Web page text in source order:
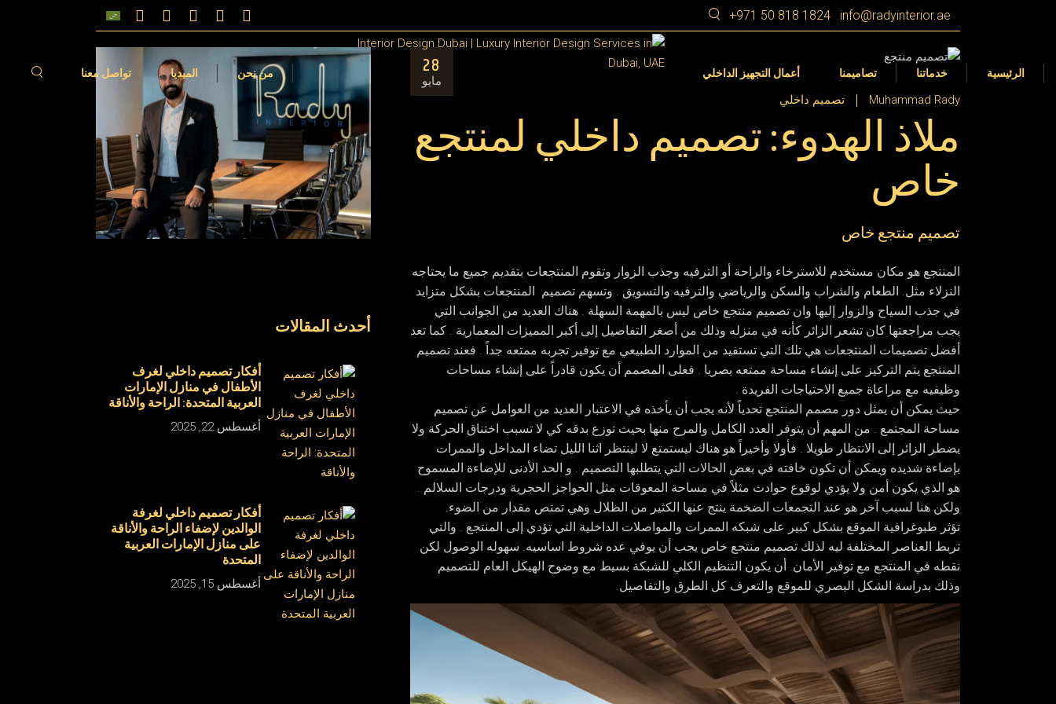
info@radyinterior.ae
+971 50 818 1824
الرئيسية خدماتنا
التصميم الداخلي
التجهيز الداخلي
تصميم المناظر الطبيعية في الأمارات
تصاميمنا
التصميم الداخلي
أعمال التجهيز الداخلي
Dubai
رأس الخيمة
أبوظبي
العين
من نحن الميديا
مقالات
الفيديوهات
تواصل معنا
التجهيز الداخلي
تصميم المناظر الطبيعية في الأمارات
التصميم الداخلي 360 VR
الشارقة
عجمان
رأس الخيمة
أم القيوين
مقالات
الفيديوهات
28
مايو
Muhammad Rady
تصميم داخلي
ملاذ الهدوء: تصميم داخلي لمنتجع
خاص
تصميم منتجع خاص
المنتجع هو مكان مستخدم للاسترخاء والراحة أو الترفيه وجذب الزوار وتقوم المنتجعات بتقديم جميع ما يحتاجه
النزلاء مثل. الطعام والشراب والسكن والرياضي والترفيه والتسويق . وتسهم تصميم المنتجعات بشكل متزايد
في جذب السياح والزوار إليها وان تصميم منتجع خاص ليس بالمهمة السهلة . هناك العديد من الجوانب التي
يجب مراجعتها كان تشعر الزائر كأنه في منزله وذلك من أصغر التفاصيل إلى أكبر المميزات المعمارية . كما تعد
أفضل تصميمات المنتجعات هي تلك التي تستفيد من الموارد الطبيعي مع توفير تجربه ممتعه جداً . فعند تصميم
المنتجع يتم التركيز على إنشاء مساحة ممتعه بصريا . فعلى المصمم أن يكون قادراً على إنشاء مساحات
وظيفيه مع مراعاة جميع الاحتياجات الفريدة .
حيث يمكن أن يمثل دور مصمم المنتجع تحدياً لأنه يجب أن يأخذه في الاعتبار العديد من العوامل عن تصميم
مساحة المجتمع . من المهم أن يتوفر العدد الكامل والمرح منها بحيث توزع بدقه كي لا تسبب اختناق الحركة ولا
يضطر الزائر إلى الانتظار طويلا . فأولا وأخيراً هو هناك ليستمتع لا لينتظر اثنا الليل تضاء المداخل والممرات
بإضاءة شديده ويمكن أن تكون خافته في بعض الحالات التي يتطلبها التصميم . و الحد الأدنى للإضاءة المسموح
هو الذي يكون أمن ولا يؤدي لوقوع حوادث مثلاً في مساحة المعوقات مثل الحواجز الحجرية ودرجات السلالم .
ولكن هنا لسبب آخر هو عند التجمعات الضخمة ينتج عنها الكثير من الظلال وهي تمتص مقدار من الضوء.
تؤثر طبوغرافية الموقع بشكل كبير على شبكه الممرات والمواصلات الداخلية التي تؤدي إلى المنتجع . والتي
تربط العناصر المختلفة ليه لذلك تصميم منتجع خاص يجب أن يوفي عده شروط اساسيه. سهوله الوصول لكن
نقطه في المنتجع مع توفير الأمان. أن يكون التنظيم الكلي للشبكة بسيط مع وضوح الهيكل العام للتصميم
وذلك بدراسة الشكل البصري للموقع والتعرف كل الطرق والتفاصيل.
أحدث المقالات
أفكار تصميم داخلي لغرف
الأطفال في منازل الإمارات
العربية المتحدة: الراحة والأناقة
أغسطس 22, 2025
أفكار تصميم داخلي لغرفة
الوالدين لإضفاء الراحة والأناقة
على منازل الإمارات العربية
المتحدة
أغسطس 15, 2025